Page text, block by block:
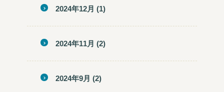
2024年12月 (1)
2024年11月 (2)
2024年9月 (2)